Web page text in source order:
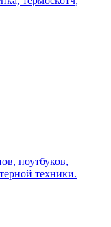
ноутбуков,
техники.